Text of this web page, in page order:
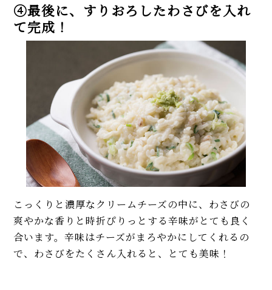
④最後に、すりおろしたわさびを入れ
て完成！
こっくりと濃厚なクリームチーズの中に、わさびの
爽やかな香りと時折ぴりっとする辛味がとても良く
合います。辛味はチーズがまろやかにしてくれるの
で、わさびをたくさん入れると、とても美味！